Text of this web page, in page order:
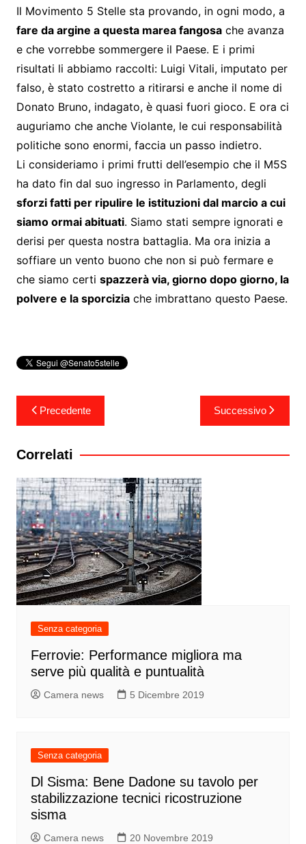
Il Movimento 5 Stelle sta provando, in ogni modo, a
fare da argine a questa marea fangosache avanza
e che vorrebbe sommergere il Paese. E i primi
risultati li abbiamo raccolti: Luigi Vitali, imputato per
falso, è stato costretto a ritirarsi e anche il nome di
Donato Bruno, indagato, è quasi fuori gioco. E ora ci
auguriamo che anche Violante, le cui responsabilità
politiche sono enormi, faccia un passo indietro.
Li consideriamo i primi frutti dell’esempio che il M5S
ha dato fin dal suo ingresso in Parlamento, degli
sforzi fatti per ripulire le istituzioni dal marcio a cui
siamo ormai abituati. Siamo stati sempre ignorati e
derisi per questa nostra battaglia. Ma ora inizia a
soffiare un vento buono che non si può fermare e
che siamo certi spazzerà via, giorno dopo giorno, la
polvere e la sporciziache imbrattano questo Paese.
Navigazione
articoli
Precedente Successivo
Correlati
Senza categoria
Ferrovie: Performance migliora ma
serve più qualità e puntualità
Camera news 5 Dicembre 2019
Senza categoria
Dl Sisma: Bene Dadone su tavolo per
stabilizzazione tecnici ricostruzione
sisma
Camera news 20 Novembre 2019